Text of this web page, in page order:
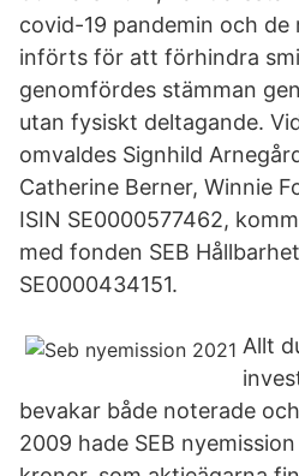
covid-19 pandemin och
införts för att förhindra
genomfördes stämman
utan fysiskt deltagande.
omvaldes Signhild
Catherine Berner, Winnie
ISIN SE0000577462,
med fonden SEB
SE0000434151.
Allt
bevakar både noterade
2009 hade SEB